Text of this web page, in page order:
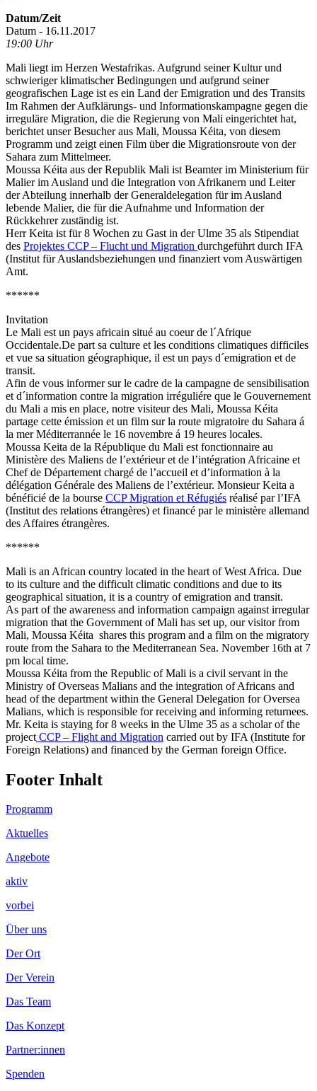
Datum/Zeit
Datum - 16.11.2017
19:00 Uhr
Mali liegt im Herzen Westafrikas. Aufgrund seiner Kultur und
schwieriger klimatischer Bedingungen und aufgrund seiner
geografischen Lage ist es ein Land der Emigration und des Transits
Im Rahmen der Aufklärungs- und Informationskampagne gegen die
irreguläre Migration, die die Regierung von Mali eingerichtet hat,
berichtet unser Besucher aus Mali, Moussa Kéita, von diesem
Programm und zeigt einen Film über die Migrationsroute von der
Sahara zum Mittelmeer.
Moussa Kéita aus der Republik Mali ist Beamter im Ministerium für
Malier im Ausland und die Integration von Afrikanern und Leiter
der Abteilung innerhalb der Generaldelegation für im Ausland
lebende Malier, die für die Aufnahme und Information der
Rückkehrer zuständig ist.
Herr Keita ist für 8 Wochen zu Gast in der Ulme 35 als Stipendiat
des Projektes CCP – Flucht und Migration durchgeführt durch IFA
(Institut für Auslandsbeziehungen und finanziert vom Auswärtigen
Amt.
******
Invitation
Le Mali est un pays africain situé au coeur de l´Afrique
Occidentale.De part sa culture et les conditions climatiques difficiles
et vue sa situation géographique, il est un pays d´emigration et de
transit.
Afin de vous informer sur le cadre de la campagne de sensibilisation
et d´information contre la migration irréguliére que le Gouvernement
du Mali a mis en place, notre visiteur des Mali, Moussa Kéita
partage cette émission et un film sur la route migratoire du Sahara á
la mer Méditerrannée le 16 novembre á 19 heures locales.
Moussa Keita de la République du Mali est fonctionnaire au
Ministère des Maliens de l’extérieur et de l’intégration Africaine et
Chef de Département chargé de l’accueil et d’information à la
délégation Générale des Maliens de l’extérieur. Monsieur Keita a
bénéficié de la bourse CCP Migration et Réfugiés réalisé par l’IFA
(Institut des relations étrangères) et financé par le ministère allemand
des Affaires étrangères.
******
Mali is an African country located in the heart of West Africa. Due
to its culture and the difficult climatic conditions and due to its
geographical situation, it is a country of emigration and transit.
As part of the awareness and information campaign against irregular
migration that the Government of Mali has set up, our visitor from
Mali, Moussa Kéita shares this program and a film on the migratory
route from the Sahara to the Mediterranean Sea. November 16th at 7
pm local time.
Moussa Kéita from the Republic of Mali is a civil servant in the
Ministry of Overseas Malians and the integration of Africans and
head of the department within the General Delegation for Oversea
Malians, which is responsible for receiving and informing returnees.
Mr. Keita is staying for 8 weeks in the Ulme 35 as a scholar of the
project CCP – Flight and Migration carried out by IFA (Institute for
Foreign Relations) and financed by the German foreign Office.
Footer Inhalt
Programm
Aktuelles
Angebote
aktiv
vorbei
Über uns
Der Ort
Der Verein
Das Team
Das Konzept
Partner:innen
Spenden